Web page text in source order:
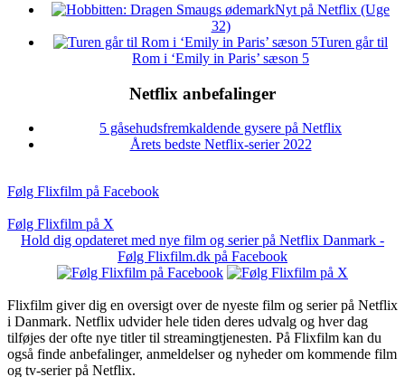
Nyt på Netflix (Uge
32)
Turen går til
Rom i ‘Emily in Paris’ sæson 5
Netflix anbefalinger
5 gåsehudsfremkaldende gysere på Netflix
Årets bedste Netflix-serier 2022
Følg Flixfilm på Facebook
Følg Flixfilm på X
Hold dig opdateret med nye film og serier på Netflix Danmark -
Følg Flixfilm.dk på Facebook
Flixfilm giver dig en oversigt over de nyeste film og serier på Netflix
i Danmark. Netflix udvider hele tiden deres udvalg og hver dag
tilføjes der ofte nye titler til streamingtjenesten. På Flixfilm kan du
også finde anbefalinger, anmeldelser og nyheder om kommende film
og tv-serier på Netflix.